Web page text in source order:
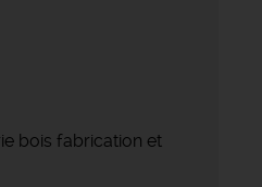
bois fabrication et